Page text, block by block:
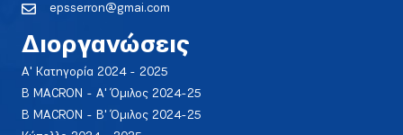
epsserron@gmai.com
Διοργανώσεις
Α' Κατηγορία 2024 - 2025
Β MACRON - Α' Όμιλος 2024-25
Β MACRON - Β' Όμιλος 2024-25